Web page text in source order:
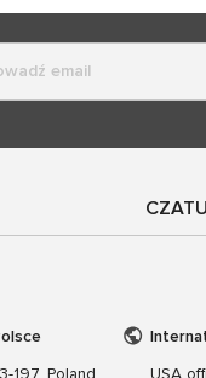
197, Poland
USA